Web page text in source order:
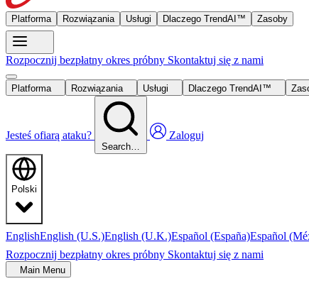
Platforma Rozwiązania Usługi Dlaczego TrendAI™ Zasoby
Rozpocznij bezpłatny okres próbny Skontaktuj się z nami
Platforma Rozwiązania Usługi Dlaczego TrendAI™
Jesteś ofiarą ataku?
Search…
Zaloguj
Polski
EnglishEnglish (U.S.)English (U.K.)Español (España)Español
Rozpocznij bezpłatny okres próbny Skontaktuj się z nami
Main Menu